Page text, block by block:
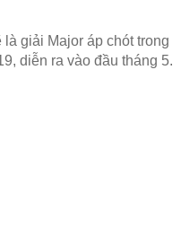
giải Major áp chót trong
diễn ra vào đầu tháng 5.